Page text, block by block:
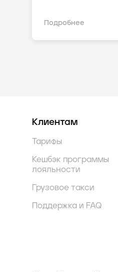
Подробнее
Клиентам
Тарифы
Кешбэк программы
лояльности
Грузовое такси
Поддержка и FAQ